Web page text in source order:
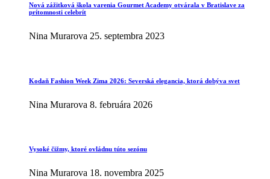
Nová zážitková škola varenia Gourmet Academy otvárala v Bratislave za
prítomnosti celebrít
Nina Murarova 25. septembra 2023
Kodaň Fashion Week Zima 2026: Severská elegancia, ktorá dobýva svet
Nina Murarova 8. februára 2026
Vysoké čižmy, ktoré ovládnu túto sezónu
Nina Murarova 18. novembra 2025